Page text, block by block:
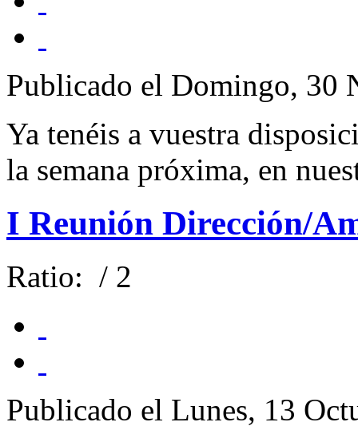
Publicado el Domingo, 30
Ya tenéis a vuestra
la semana próxima, en
I Reunión Dirección/
Ratio: / 2
Publicado el Lunes, 13